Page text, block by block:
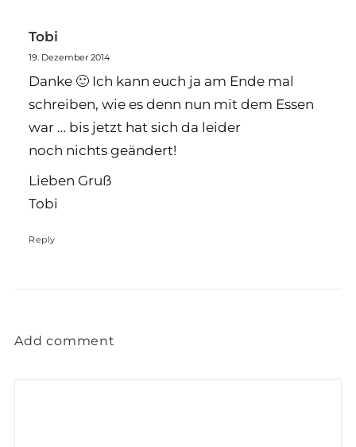
Tobi
19. Dezember 2014
Danke 🙂 Ich kann euch ja am Ende mal
schreiben, wie es denn nun mit dem Essen
war … bis jetzt hat sich da leider
noch nichts geändert!
Lieben Gruß
Tobi
Reply
Add comment